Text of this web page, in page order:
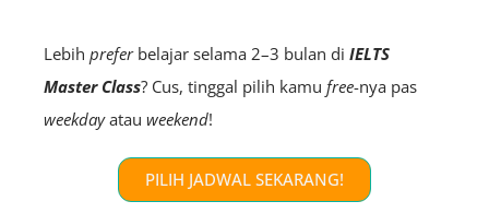
Lebih preferbelajar selama 2–3 bulan di IELTS
Master Class? Cus, tinggal pilih kamu free-nya pas
weekdayatau weekend!
PILIH JADWAL SEKARANG!